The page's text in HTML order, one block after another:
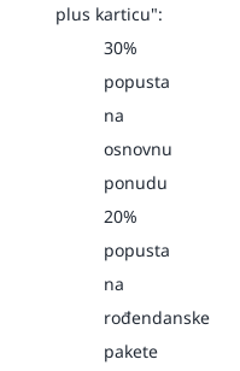
plus karticu":
30%
popusta
na
osnovnu
ponudu
20%
popusta
na
rođendanske
pakete